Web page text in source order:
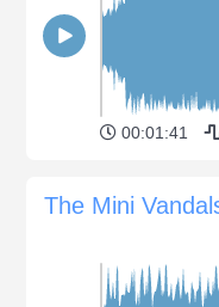
00:01:41
The Mini